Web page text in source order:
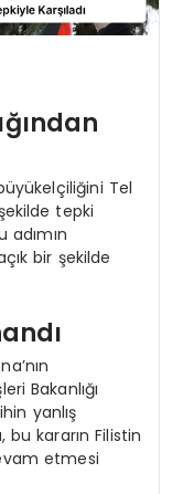
Tel
tepki
adımın
bir şekilde
Bakanlığı
yanlış
kararın Filistin
etmesi